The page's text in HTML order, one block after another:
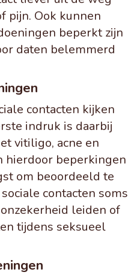
pijn. Ook kunnen
beperkt zijn
daten belemmerd
contacten kijken
indruk is daarbij
vitiligo, acne en
hierdoor beperkingen
om beoordeeld te
contacten soms
leiden of
tijdens seksueel